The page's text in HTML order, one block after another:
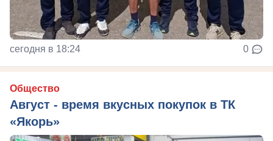
сегодня в 18:24 0
Общество
Август - время вкусных покупок в ТК
«Якорь»